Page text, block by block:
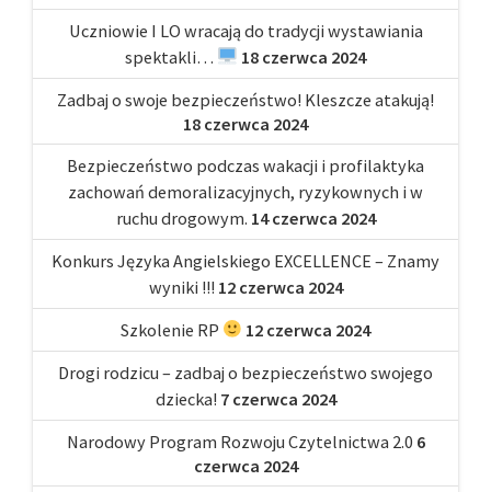
Uczniowie I LO wracają do tradycji wystawiania
spektakli…
18 czerwca 2024
Zadbaj o swoje bezpieczeństwo! Kleszcze atakują!
18 czerwca 2024
Bezpieczeństwo podczas wakacji i profilaktyka
zachowań demoralizacyjnych, ryzykownych i w
ruchu drogowym. 14 czerwca 2024
Konkurs Języka Angielskiego EXCELLENCE – Znamy
wyniki !!! 12 czerwca 2024
Szkolenie RP
12 czerwca 2024
Drogi rodzicu – zadbaj o bezpieczeństwo swojego
dziecka! 7 czerwca 2024
Narodowy Program Rozwoju Czytelnictwa 2.0 6
czerwca 2024